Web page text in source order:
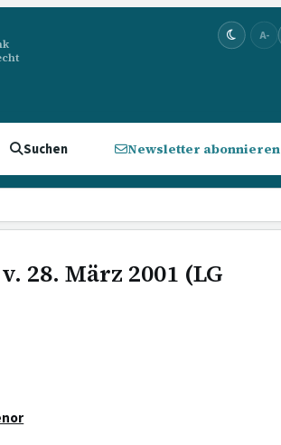
A-
Suchen Newsletter abonnieren
28. März 2001 (LG